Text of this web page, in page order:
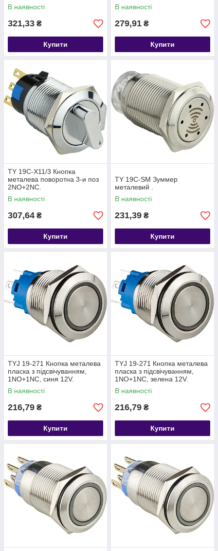
В наявності
321,33 ₴
Купити
В наявності
279,91 ₴
Купити
TY 19C-X11/3 Кнопка
металева поворотна 3-и поз
2NO+2NC.
В наявності
307,64 ₴
Купити
TY 19C-SM Зуммер
металевий .
В наявності
231,39 ₴
Купити
TYJ 19-271 Кнопка металева
пласка з підсвічуванням,
1NO+1NC, синя 12V.
В наявності
216,79 ₴
Купити
TYJ 19-271 Кнопка металева
пласка з підсвічуванням,
1NO+1NC, зелена 12V.
В наявності
216,79 ₴
Купити